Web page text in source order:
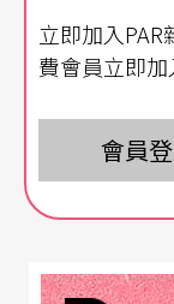
聲唱歌就不會
刻，不斷與人
所以我鼓勵不
起唱歌。就像
得，心情就變
立即加入
費會員立即加
會員